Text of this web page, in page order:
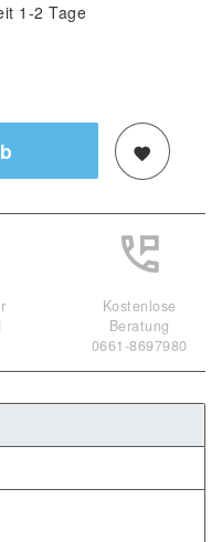
1-2 Tage
Kostenlose
Beratung
0661-8697980